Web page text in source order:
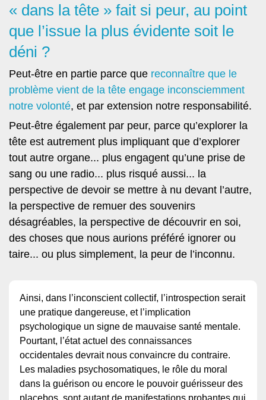
« dans la tête » fait si peur, au point
que l’issue la plus évidente soit le
déni ?
Peut-être en partie parce que reconnaître que le
problème vient de la tête engage inconsciemment
notre volonté, et par extension notre responsabilité.
Peut-être également par peur, parce qu’explorer la
tête est autrement plus impliquant que d’explorer
tout autre organe... plus engagent qu’une prise de
sang ou une radio... plus risqué aussi... la
perspective de devoir se mettre à nu devant l’autre,
la perspective de remuer des souvenirs
désagréables, la perspective de découvrir en soi,
des choses que nous aurions préféré ignorer ou
taire... ou plus simplement, la peur de l’inconnu.
Ainsi, dans l’inconscient collectif, l’introspection serait
une pratique dangereuse, et l’implication
psychologique un signe de mauvaise santé mentale.
Pourtant, l’état actuel des connaissances
occidentales devrait nous convaincre du contraire.
Les maladies psychosomatiques, le rôle du moral
dans la guérison ou encore le pouvoir guérisseur des
placebos, sont autant de manifestations probantes qui